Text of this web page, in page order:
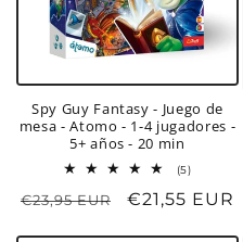
Spy Guy Fantasy - Juego de
mesa - Atomo - 1-4 jugadores -
5+ años - 20 min
(5)5
totales
Precio
€23,95 EUR
Precio
€21,55 EUR